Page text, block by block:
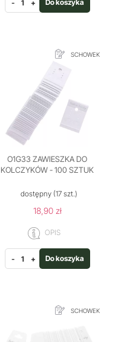
- + Do koszyka
SCHOWEK
O1G33 ZAWIESZKA DO
KOLCZYKÓW - 100 SZTUK
dostępny(17 szt.)
18,90 zł
OPIS
- + Do koszyka
SCHOWEK